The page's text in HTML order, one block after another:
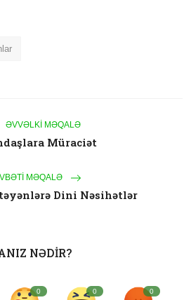
ƏVVƏLKI MƏQALƏ
Müraciət
MƏQALƏ
Dini Nəsihətlər
NƏDIR?
0 0 0